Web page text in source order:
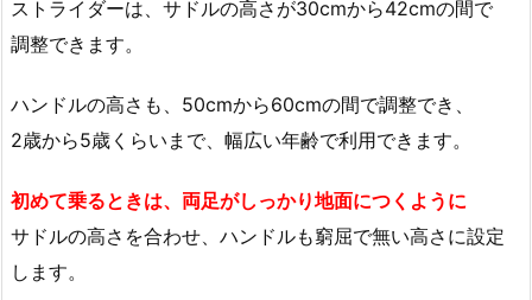
ストライダーは、サドルの高さが30cmから42cmの間で
調整できます。
ハンドルの高さも、50cmから60cmの間で調整でき、
2歳から5歳くらいまで、幅広い年齢で利用できます。
初めて乗るときは、両足がしっかり地面につくように
サドルの高さを合わせ、ハンドルも窮屈で無い高さに設定
します。